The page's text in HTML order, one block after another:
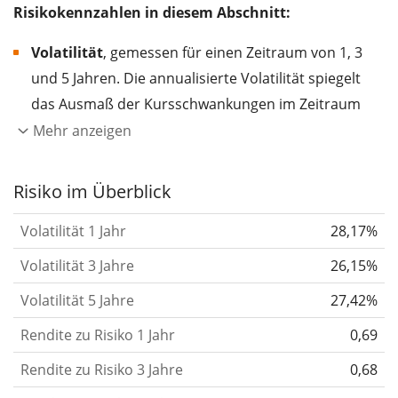
Risikokennzahlen in diesem Abschnitt:
Volatilität, gemessen für einen Zeitraum von 1, 3
und 5 Jahren. Die annualisierte Volatilität spiegelt
das Ausmaß der Kursschwankungen im Zeitraum
eines Jahres wider.
Aktie, des ETF, usw.) in der Vergangenheit
gelten im Allgemeinen als risikoreicher. Wir
berechnen die Volatilität auf Basis der Daten der
letzten 1, 3 und 5 Jahre, damit du sehen kannst, ob
die Kursschwankungen im Laufe der Zeit stärker
oder schwächer wurden. Weitere Informationen
findest du in unserem Artikel:
Risikomaß.
Mehr anzeigen
Risiko im Überblick
Volatilität 1 Jahr
28,17%
Volatilität 3 Jahre
26,15%
Volatilität 5 Jahre
27,42%
Rendite zu Risiko 1 Jahr
0,69
Rendite zu Risiko 3 Jahre
0,68